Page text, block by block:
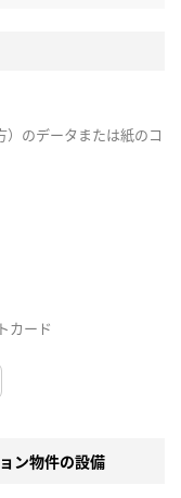
のデータまたは紙のコ
カード
ン物件の設備